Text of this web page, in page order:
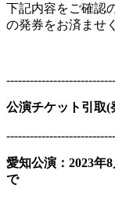
下記内容をご確認
の発券をお済ませ
公演チケット引取(
愛知公演：2023年
で